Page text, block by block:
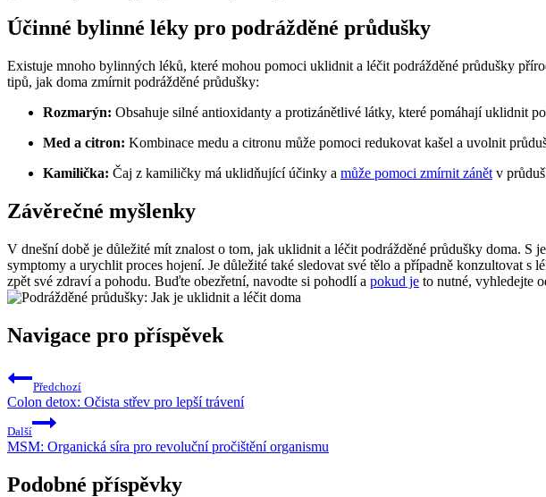
Účinné bylinné léky pro podrážděné průdušky
Existuje mnoho bylinných léků, které mohou pomoci uklidnit a léčit podrážděné průdušky
tipů, jak doma zmírnit podrážděné průdušky:
Rozmarýn: Obsahuje silné antioxidanty a protizánětlivé látky, které pomáhají uklidnit
Med a citron: Kombinace medu a citronu může pomoci redukovat kašel a uvolnit
Kamilička: Čaj z kamiličky má uklidňující účinky a může pomoci zmírnit zánět v
Závěrečné myšlenky
V dnešní době je důležité mít znalost o tom, jak uklidnit a léčit podrážděné průdušky doma. S
symptomy a urychlit proces hojení. Je důležité také sledovat své tělo a případně konzultovat
zpět své zdraví a pohodu. Buďte obezřetní, navodte si pohodlí a pokud je to nutné, vyhledejte
Navigace pro příspěvek
Předchozí
Colon detox: Očista střev pro lepší trávení
Další
MSM: Organická síra pro revoluční pročištění organismu
Podobné příspěvky